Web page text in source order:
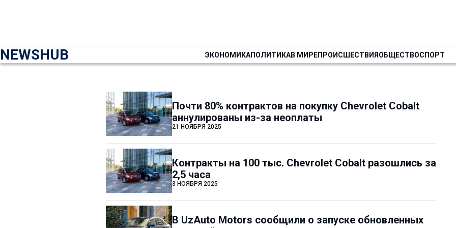
NEWSHUB ЭКОНОМИКАПОЛИТИКАВ МИРЕПРОИСШЕСТВИЯОБЩЕСТВОСПОРТ
Почти 80% контрактов на покупку Chevrolet Cobalt
аннулированы из-за неоплаты
21 НОЯБРЯ 2025
Контракты на 100 тыс. Chevrolet Cobalt разошлись за
2,5 часа
3 НОЯБРЯ 2025
В UzAuto Motors сообщили о запуске обновленных